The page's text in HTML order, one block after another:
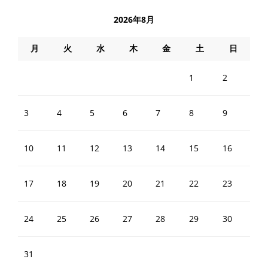
2026年8月
月 火 水 木 金 土 日
1 2
3 4 5 6 7 8 9
10 11 12 13 14 15 16
17 18 19 20 21 22 23
24 25 26 27 28 29 30
31